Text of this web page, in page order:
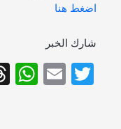
اضغط هنا
شارك الخبر
T
E
W